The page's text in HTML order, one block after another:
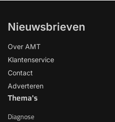
Nieuwsbrieven
Over AMT
Klantenservice
Contact
Adverteren
Thema's
Diagnose